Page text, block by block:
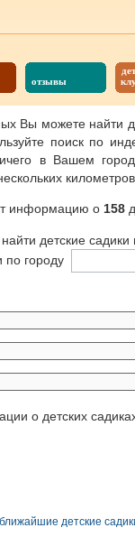
отзывы
Вы можете найти
поиск по
в Вашем
километров.
информацию о 158
найти детские
по городу
о детских
детские